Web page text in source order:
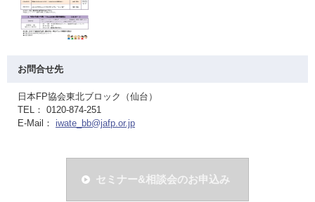
お問合せ先
日本FP協会東北ブロック（仙台）
TEL： 0120-874-251
E-Mail： iwate_bb@jafp.or.jp
セミナー&相談会のお申込み